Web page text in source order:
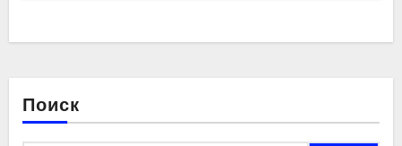
Поиск